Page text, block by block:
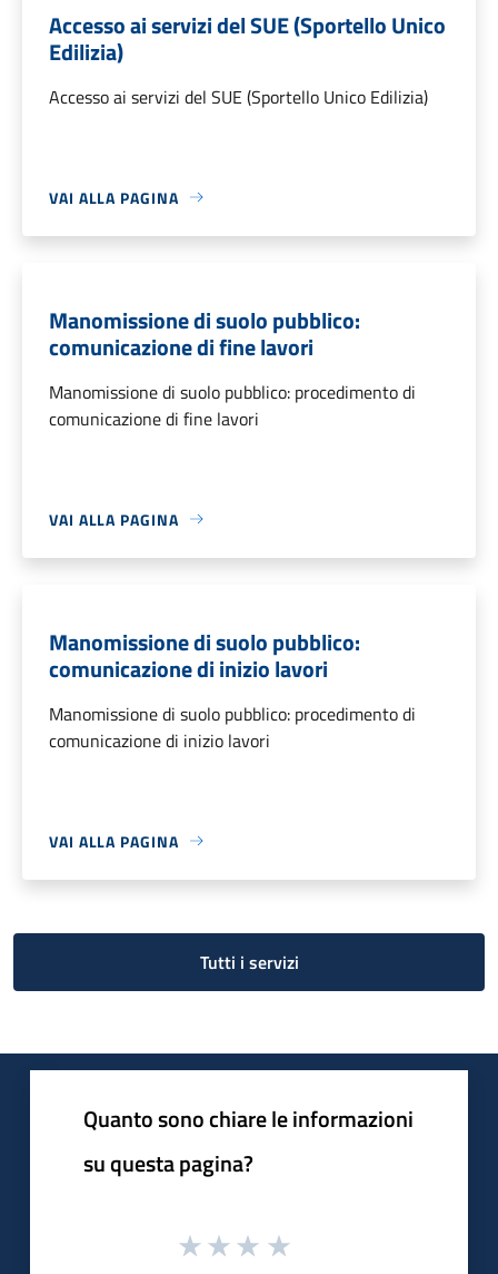
Accesso ai servizi del SUE (Sportello Unico
Edilizia)
Accesso ai servizi del SUE (Sportello Unico Edilizia)
VAI ALLA PAGINA
Manomissione di suolo pubblico:
comunicazione di fine lavori
Manomissione di suolo pubblico: procedimento di
comunicazione di fine lavori
VAI ALLA PAGINA
Manomissione di suolo pubblico:
comunicazione di inizio lavori
Manomissione di suolo pubblico: procedimento di
comunicazione di inizio lavori
VAI ALLA PAGINA
Tutti i servizi
Quanto sono chiare le informazioni
su questa pagina?